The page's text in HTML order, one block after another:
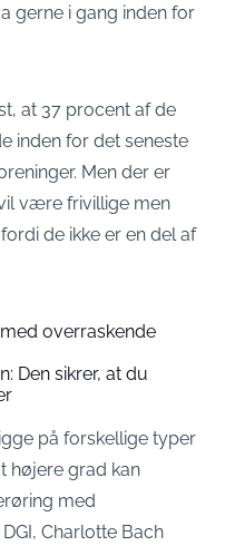
gerne i gang inden for
at 37 procent af de
inden for det seneste
Men der er
være frivillige men
de ikke er en del af
overraskende
Den sikrer, at du
på forskellige typer
højere grad kan
med
Charlotte Bach